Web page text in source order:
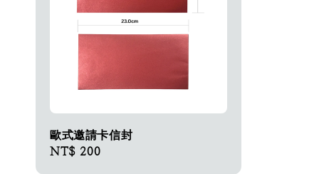
歐式邀請卡信封
Regular
NT$ 200